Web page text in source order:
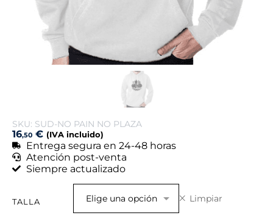
SKU: SUD-NO PAIN NO PLAZA
16,50 € (IVA incluido)
Entrega segura en 24-48 horas
Atención post-venta
Siempre actualizado
TALLA Limpiar